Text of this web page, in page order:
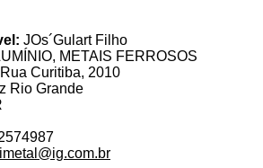
JOs´Gulart Filho
METAIS FERROSOS
Rua Curitiba, 2010
Rio Grande